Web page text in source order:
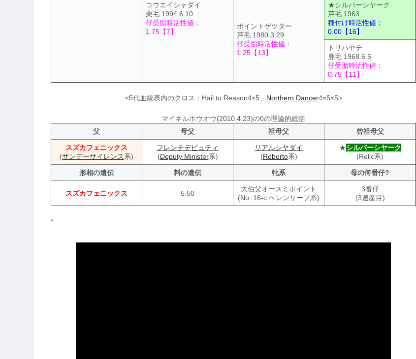
コウエイシャダイ
栗毛 1994.6.10
仔受胎時活性値：
1.75【7】
ポイントゲツター
芦毛 1980.3.29
仔受胎時活性値：
1.25【13】
★シルバーシヤーク
芦毛 1963
種付け時活性値：
0.00【16】
トサハヤテ
鹿毛 1968.6.5
仔受胎時活性値：
0.75【11】
<5代血統表内のクロス：Hail to Reason4×5、 Northern Dancer4×5×5>
マイネルホウオウ(2010.4.23)の0の理論的総括
父
母父 祖母父 曾祖母父
スズカフェニックス
(サンデーサイレンス系)
フレンチデピュティ
(Deputy Minister系)
リアルシヤダイ
(Roberto系)
★シルバーシヤーク
(Relic系)
形相の遺伝 料の遺伝 牝系 母の何番仔?
スズカフェニックス 5.50
大伯父オースミポイント
(No. 16-c ヘレンサーフ系)
3番仔
(3連産目)
*